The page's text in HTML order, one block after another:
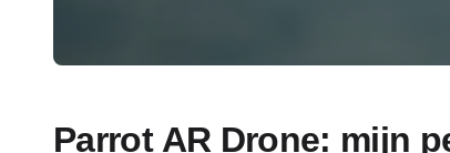
Parrot AR Drone: mijn